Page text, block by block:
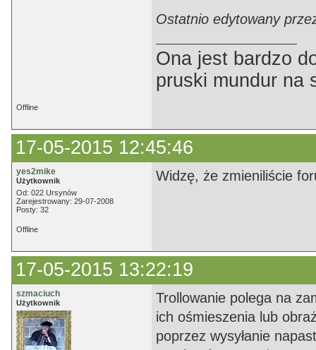
Ostatnio edytowany
Ona jest bardzo
pruski mundur na
Offline
17-05-2015 12:45:46
yes2mike
Użytkownik
Od: 022 Ursynów
Zarejestrowany: 29-07-2008
Posty: 32
Widzę, że zmieniliście
Offline
17-05-2015 13:22:19
szmaciuch
Użytkownik
Trollowanie polega na
ich ośmieszenia lub
poprzez wysyłanie